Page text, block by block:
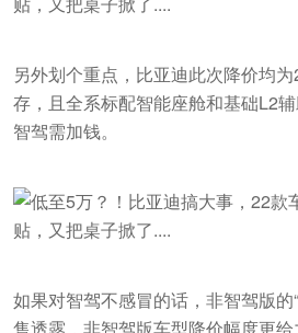
另外划个重点，比亚迪此次降价均
存，且全系标配智能座舱和基础L2
智驾需加钱。
如果对智驾不感冒的话，非智驾版的